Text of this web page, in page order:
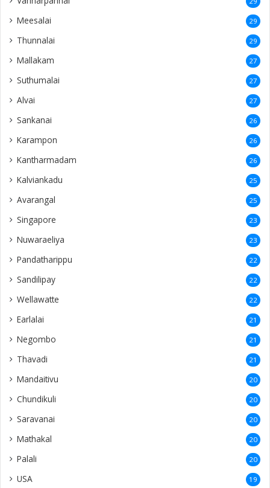
Meesalai 29
Thunnalai 29
Mallakam 27
Suthumalai 27
Alvai 27
Sankanai 26
Karampon 26
Kantharmadam 26
Kalviankadu 25
Avarangal 25
Singapore 23
Nuwaraeliya 23
Pandatharippu 22
Sandilipay 22
Wellawatte 22
Earlalai 21
Negombo 21
Thavadi 21
Mandaitivu 20
Chundikuli 20
Saravanai 20
Mathakal 20
Palali 20
USA 19